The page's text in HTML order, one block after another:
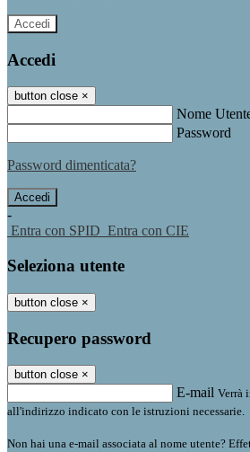
Accedi
Accedi
button close ×
Nome
Password
Password dimenticata?
-
Entra con SPID Entra con CIE
Seleziona utente
button close ×
Recupero password
button close ×
E-mail Verrà
all'indirizzo indicato con le istruzioni necessarie.
Non hai una e-mail associata al nome utente?